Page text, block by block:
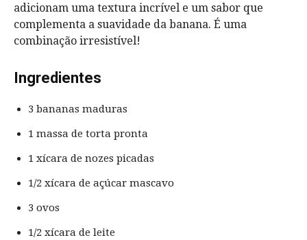
adicionam uma textura incrível e um sabor que
complementa a suavidade da banana. É uma
combinação irresistível!
Ingredientes
3 bananas maduras
1 massa de torta pronta
1 xícara de nozes picadas
1/2 xícara de açúcar mascavo
3 ovos
1/2 xícara de leite